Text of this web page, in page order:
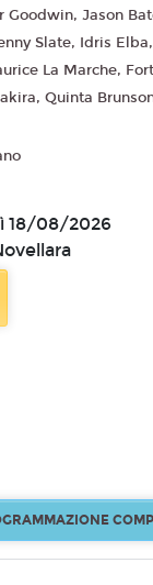
Goodwin, Jason
Slate, Idris
La Marche,
Quinta
18/08/2026